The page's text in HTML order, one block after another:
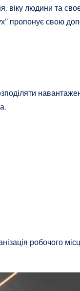
віку людини та
пропонує свою
робочого